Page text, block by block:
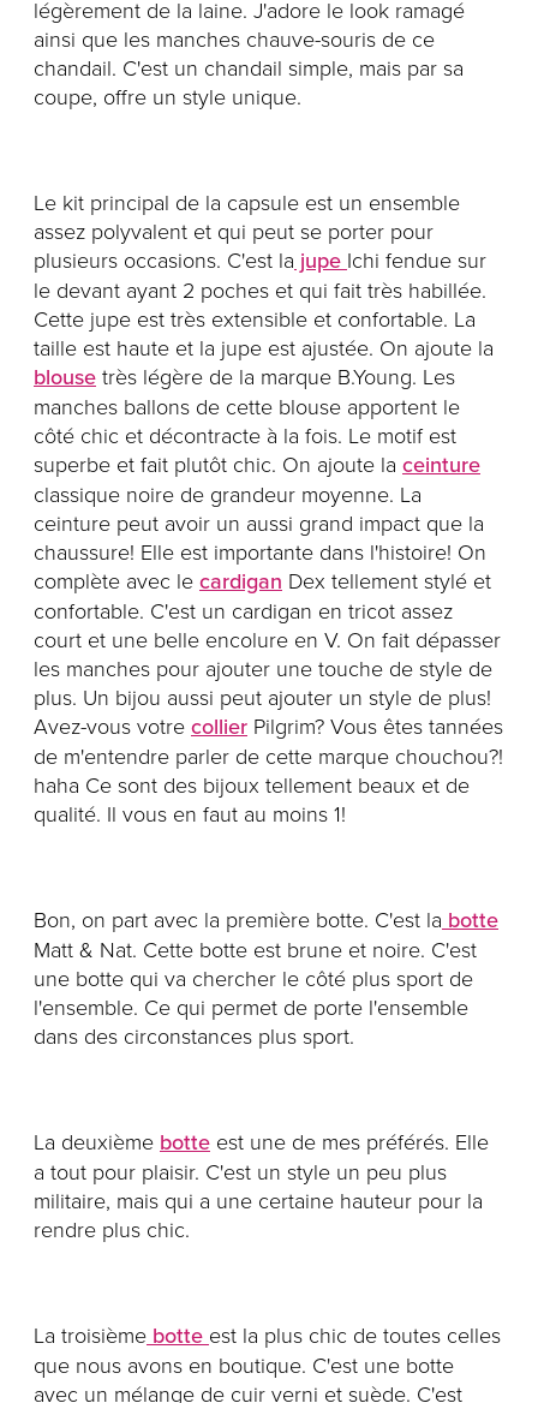
légèrement de la laine. J'adore le look ramagé
ainsi que les manches chauve-souris de ce
chandail. C'est un chandail simple, mais par sa
coupe, offre un style unique.
Le kit principal de la capsule est un ensemble
assez polyvalent et qui peut se porter pour
plusieurs occasions. C'est la jupe Ichi fendue sur
le devant ayant 2 poches et qui fait très habillée.
Cette jupe est très extensible et confortable. La
taille est haute et la jupe est ajustée. On ajoute la
blouse très légère de la marque B.Young. Les
manches ballons de cette blouse apportent le
côté chic et décontracte à la fois. Le motif est
superbe et fait plutôt chic. On ajoute la ceinture
classique noire de grandeur moyenne. La
ceinture peut avoir un aussi grand impact que la
chaussure! Elle est importante dans l'histoire! On
complète avec le cardigan Dex tellement stylé et
confortable. C'est un cardigan en tricot assez
court et une belle encolure en V. On fait dépasser
les manches pour ajouter une touche de style de
plus. Un bijou aussi peut ajouter un style de plus!
Avez-vous votre collier Pilgrim? Vous êtes tannées
de m'entendre parler de cette marque chouchou?!
haha Ce sont des bijoux tellement beaux et de
qualité. Il vous en faut au moins 1!
Bon, on part avec la première botte. C'est la botte
Matt & Nat. Cette botte est brune et noire. C'est
une botte qui va chercher le côté plus sport de
l'ensemble. Ce qui permet de porte l'ensemble
dans des circonstances plus sport.
La deuxième botte est une de mes préférés. Elle
a tout pour plaisir. C'est un style un peu plus
militaire, mais qui a une certaine hauteur pour la
rendre plus chic.
La troisième botte est la plus chic de toutes celles
que nous avons en boutique. C'est une botte
avec un mélange de cuir verni et suède. C'est